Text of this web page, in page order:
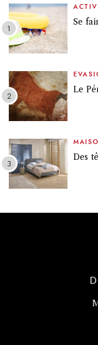
Se
Le
Des